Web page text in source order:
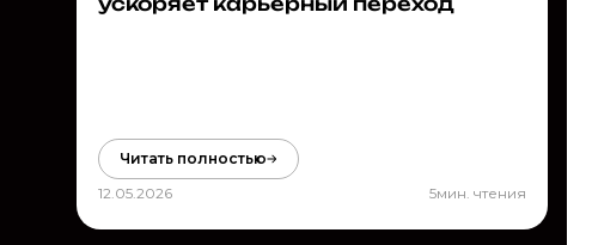
Читать полностью
12.05.2026
5мин. чтения